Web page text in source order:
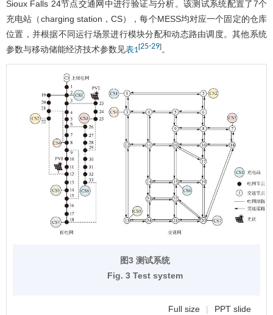
Sioux Falls 24节点交通网中进行验证与分析。该测试系统配置了7个
充电站（charging station，CS），每个MESS均对应一个固定的仓库
位置，并根据不同运行场景进行模块分配和动态路由调度。其他系统
参数与移动储能经济技术参数见表1[25-29] 。
图3 测试系统
Fig. 3 Test system
Full size | PPT slide